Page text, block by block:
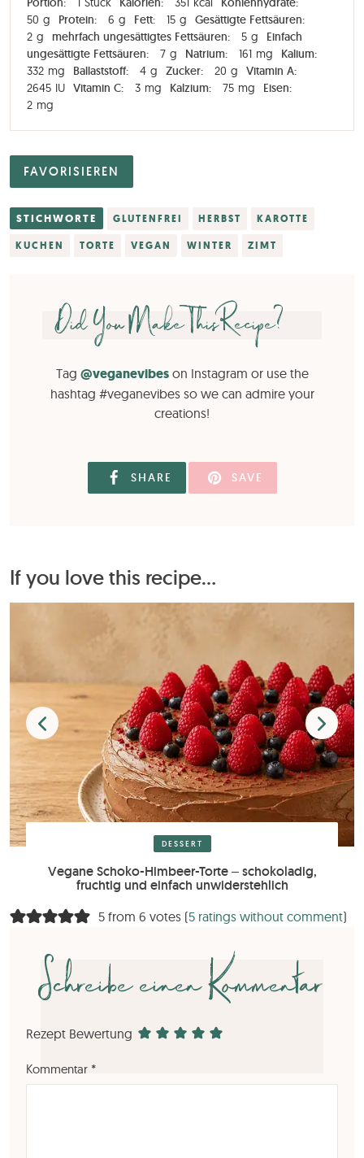
50 g Protein: 6 g Fett: 15 g
Gesättigte Fettsäuren:
2 g mehrfach ungesättigtes Fettsäuren: 5 g
Einfach
ungesättigte Fettsäuren:
7 g Natrium: 161 mg
Kalium:
332 mg Ballaststoff: 4 g Zucker: 20 g
Vitamin A:
2645 IU Vitamin C: 3 mg Kalzium: 75 mg
Eisen:
2 mg
FAVORISIEREN
STICHWORTE GLUTENFREI HERBST KAROTTE
KUCHEN TORTE VEGAN WINTER ZIMT
Did You Make This Recipe?
Tag @veganevibeson Instagram or use the
hashtag #veganevibes so we can admire your
creations!
SHARE SAVE
If you love this recipe...
DESSERT
Vegane Schoko-Himbeer-Torte – schokoladig,
fruchtig und einfach unwiderstehlich
5 from 6 votes (5 ratings without comment)
Schreibe einen Kommentar
Rezept Bewertung
Kommentar *